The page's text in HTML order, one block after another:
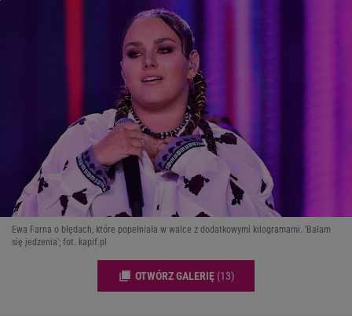
Ewa Farna o błędach, które popełniała w walce z dodatkowymi kilogramami. 'Bałam
się jedzenia'; fot. kapif.pl
OTWÓRZ GALERIĘ (13)